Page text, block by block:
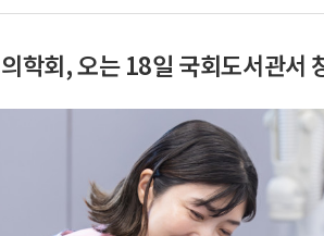
학회, 오는 18일 국회도서관서